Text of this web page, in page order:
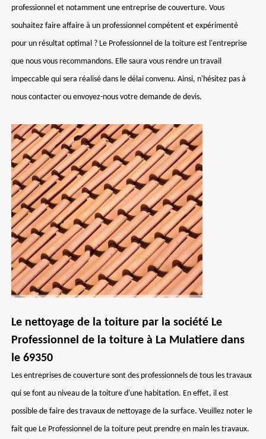
professionnel et notamment une entreprise de couverture. Vous
souhaitez faire affaire à un professionnel compétent et expérimenté
pour un résultat optimal ? Le Professionnel de la toiture est l'entreprise
que nous vous recommandons. Elle saura vous rendre un travail
impeccable qui sera réalisé dans le délai convenu. Ainsi, n'hésitez pas à
nous contacter ou envoyez-nous votre demande de devis.
Le nettoyage de la toiture par la société Le
Professionnel de la toiture à La Mulatiere dans
le 69350
Les entreprises de couverture sont des professionnels de tous les travaux
qui se font au niveau de la toiture d'une habitation. En effet, il est
possible de faire des travaux de nettoyage de la surface. Veuillez noter le
fait que Le Professionnel de la toiture peut prendre en main les travaux.